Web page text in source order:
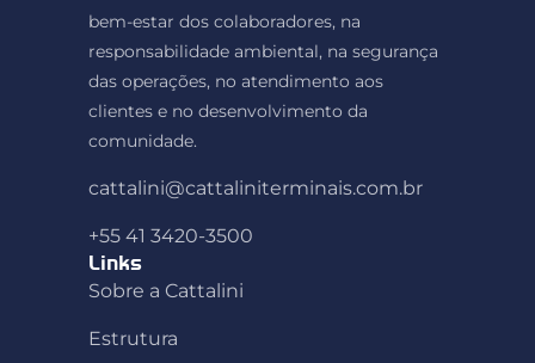
bem-estar dos colaboradores, na
responsabilidade ambiental, na segurança
das operações, no atendimento aos
clientes e no desenvolvimento da
comunidade.
cattalini@cattaliniterminais.com.br
+55 41 3420-3500
Links
Sobre a Cattalini
Estrutura